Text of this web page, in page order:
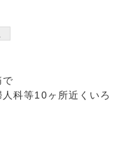
で
科等10ヶ所近くいろ